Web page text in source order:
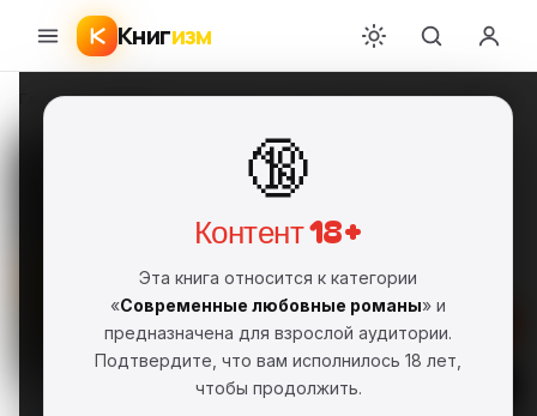
Книгизм
🔞
Контент 18+
Эта книга относится к категории
«Современные любовные романы» и
предназначена для взрослой аудитории.
Подтвердите, что вам исполнилось 18 лет,
чтобы продолжить.
Главная›Современные любовные романы›Пенелопа Уорд›Дорогой
Дорогой сосед (ЛП)
Пенелопа Уорд
Скачать FB2
Читать